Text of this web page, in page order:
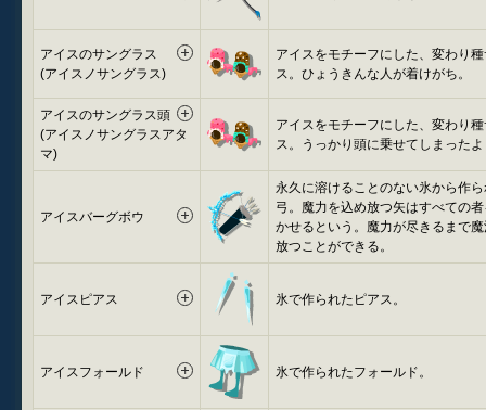
アイスのサングラス
(アイスノサングラス)
アイスをモチーフにした、変わり
ス。ひょうきんな人が着けがち。
アイスのサングラス頭
(アイスノサングラスアタ
マ)
アイスをモチーフにした、変わり
ス。うっかり頭に乗せてしまった
アイスバーグボウ
永久に溶けることのない氷から作
弓。魔力を込め放つ矢はすべての
かせるという。魔力が尽きるまで
放つことができる。
アイスピアス 氷で作られたピアス。
アイスフォールド 氷で作られたフォールド。